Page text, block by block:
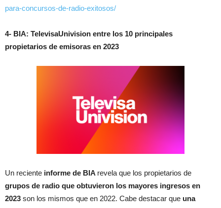
para-concursos-de-radio-exitosos/
4- BIA: TelevisaUnivision entre los 10 principales
propietarios de emisoras en 2023
Un reciente informe de BIA revela que los propietarios de
grupos de radio que obtuvieron los mayores ingresos en
2023 son los mismos que en 2022. Cabe destacar que una